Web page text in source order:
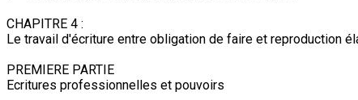
CHAPITRE 4 :
Le travail d'écriture entre obligation de faire et reproduction
PREMIERE PARTIE
Ecritures professionnelles et pouvoirs